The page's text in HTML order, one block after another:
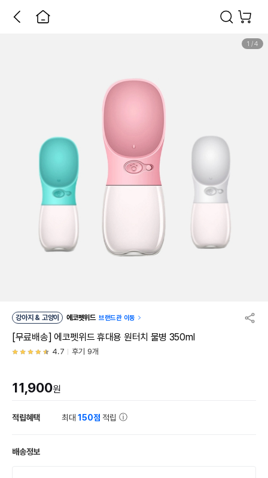
1 /4
강아지 & 고양이 에코펫위드 브랜드관 이동
[무료배송] 에코펫위드 휴대용 원터치 물병 350ml
4.7 후기 9개
11,900원
적립혜택 최대150점 적립
배송정보